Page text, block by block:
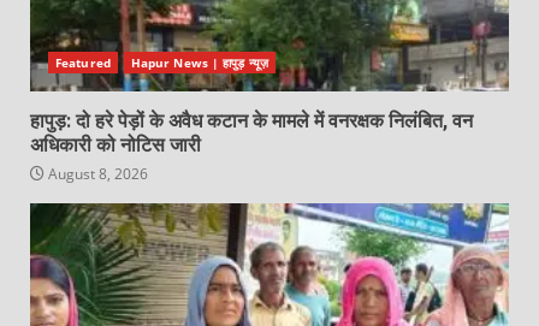
Featured Hapur News | हापुड़ न्यूज़
हापुड़: दो हरे पेड़ों के अवैध कटान के मामले में वनरक्षक निलंबित, वन
अधिकारी को नोटिस जारी
August 8, 2026